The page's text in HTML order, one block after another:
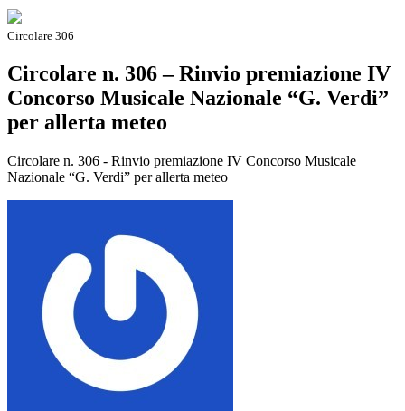
Circolare 306
Circolare n. 306 – Rinvio premiazione IV
Concorso Musicale Nazionale “G. Verdi”
per allerta meteo
Circolare n. 306 - Rinvio premiazione IV Concorso Musicale
Nazionale “G. Verdi” per allerta meteo